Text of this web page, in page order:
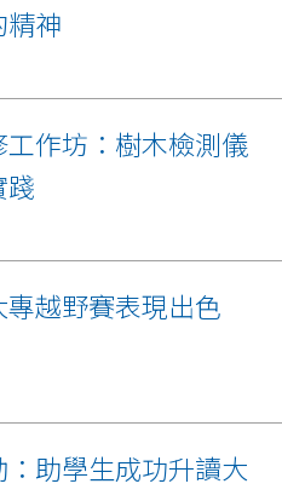
精神
作坊：樹木檢測儀
踐
越野賽表現出色
助學生成功升讀大